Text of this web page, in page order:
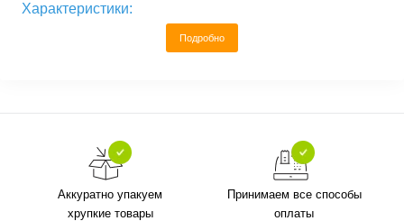
Характеристики:
Подробно
Аккуратно упакуем
хрупкие товары
Принимаем все способы
оплаты